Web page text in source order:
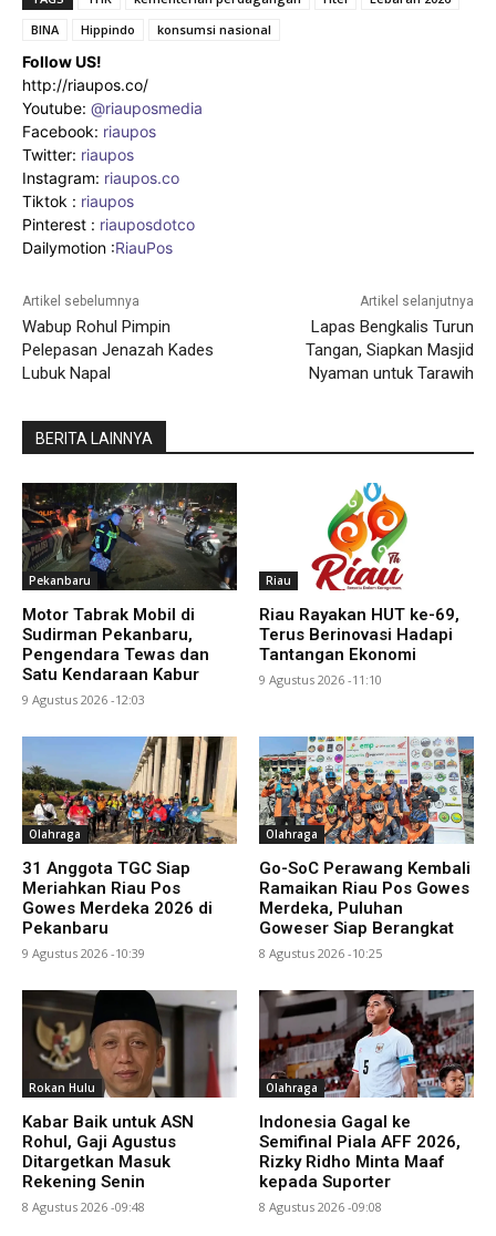
BINA
Hippindo konsumsi nasional
Follow US!
http://riaupos.co/
Youtube: @riauposmedia
Facebook: riaupos
Twitter: riaupos
Instagram: riaupos.co
Tiktok : riaupos
Pinterest : riauposdotco
Dailymotion :RiauPos
Artikel sebelumnya
Wabup Rohul Pimpin
Pelepasan Jenazah Kades
Lubuk Napal
Artikel selanjutnya
Lapas Bengkalis Turun
Tangan, Siapkan Masjid
Nyaman untuk Tarawih
BERITA LAINNYA
Pekanbaru
Motor Tabrak Mobil di
Sudirman Pekanbaru,
Pengendara Tewas dan
Satu Kendaraan Kabur
9 Agustus 2026 -12:03
Riau
Riau Rayakan HUT ke-69,
Terus Berinovasi Hadapi
Tantangan Ekonomi
9 Agustus 2026 -11:10
Olahraga
31 Anggota TGC Siap
Meriahkan Riau Pos
Gowes Merdeka 2026 di
Pekanbaru
9 Agustus 2026 -10:39
Olahraga
Go-SoC Perawang Kembali
Ramaikan Riau Pos Gowes
Merdeka, Puluhan
Goweser Siap Berangkat
8 Agustus 2026 -10:25
Rokan Hulu
Kabar Baik untuk ASN
Rohul, Gaji Agustus
Ditargetkan Masuk
Rekening Senin
8 Agustus 2026 -09:48
Olahraga
Indonesia Gagal ke
Semifinal Piala AFF 2026,
Rizky Ridho Minta Maaf
kepada Suporter
8 Agustus 2026 -09:08